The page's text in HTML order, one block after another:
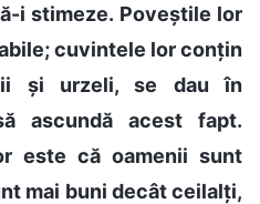
i stimeze. Poveștile lor
cuvintele lor conțin
și urzeli, se dau în
ascundă acest fapt.
este că oamenii sunt
mai buni decât ceilalți,